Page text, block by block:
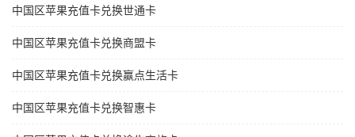
中国区苹果充值卡兑换世通卡
中国区苹果充值卡兑换商盟卡
中国区苹果充值卡兑换赢点生活卡
中国区苹果充值卡兑换智惠卡